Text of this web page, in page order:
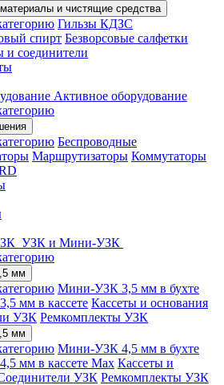
и чистящие средства
Гильзы КДЗС
спирт Безворсовые салфетки
и соединители
Активное оборудование
Беспроводные
Маршрутизаторы Коммутаторы
УЗК и Мини-УЗК
мм
Мини-УЗК 3,5 мм в бухте
мм в кассете Кассеты и основания
УЗК Ремкомплекты УЗК
мм
Мини-УЗК 4,5 мм в бухте
мм в кассете Max Кассеты и
УЗК Ремкомплекты УЗК